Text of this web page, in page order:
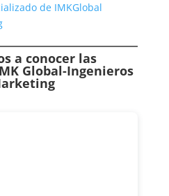
de IMKGlobal
a conocer las
Global-Ingenieros